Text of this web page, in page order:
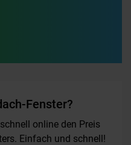
Fenster?
online den Preis
Einfach und schnell!